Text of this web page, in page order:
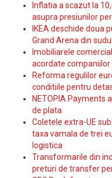
Inflatia a scazut la
asupra presiunilor
IKEA deschide doua
Grand Arena din
Imobiliarele
acordate
Reforma regulilor
conditiile pentru
NETOPIA Payments
de plata
Coletele extra-UE
taxa vamala de trei
logistica
Transformarile din
preturi de transfer